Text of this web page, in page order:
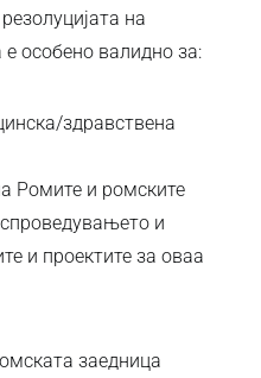
на
особено валидно за:
здравствена
Ромите и ромските
и
и проектите за оваа
заедница